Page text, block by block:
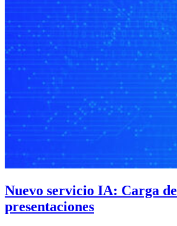
Nuevo servicio IA: Carga de
presentaciones